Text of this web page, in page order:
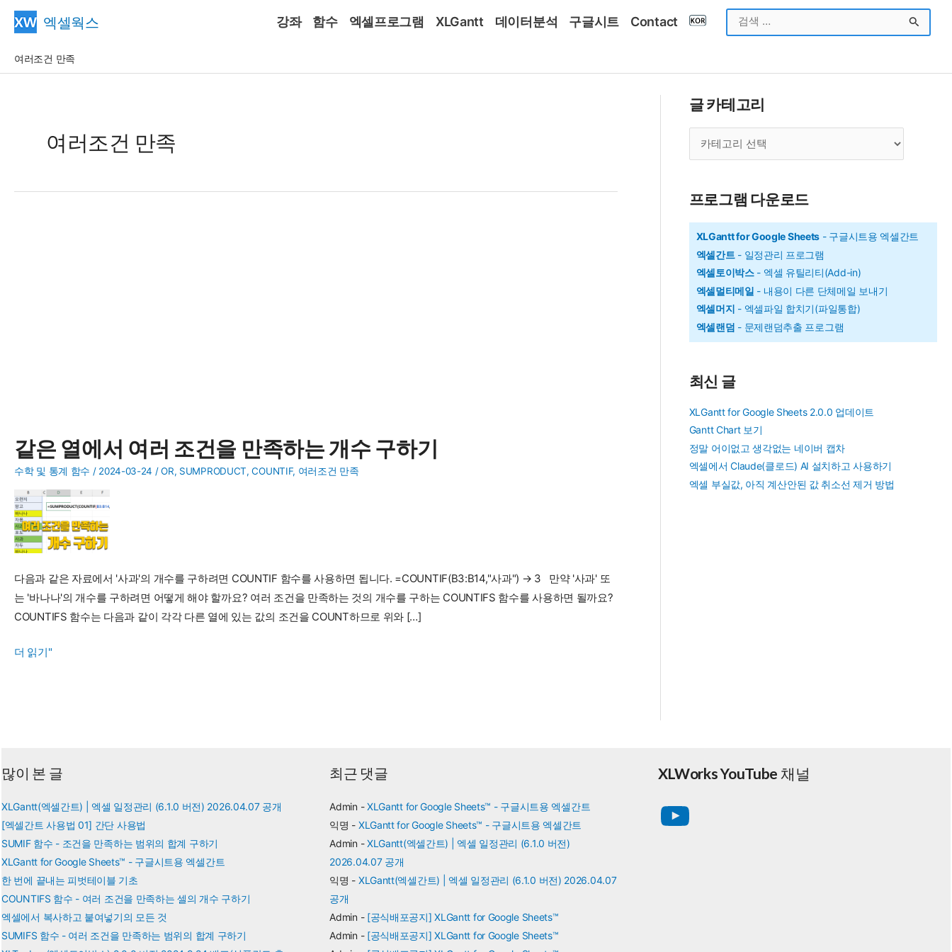
엑셀웍스 강좌 함수 엑셀프로그램 XLGantt 데이터분석 구글시트 Contact
색
상
여러조건 만족
여러조건 만족
같은 열에서 여러 조건을 만족하는 개수 구하기
수학 및 통계 함수 / 2024-03-24 /OR, SUMPRODUCT,COUNTIF, 여러조건 만족
다음과 같은 자료에서 '사과'의 개수를 구하려면 COUNTIF 함수를 사용하면 됩니다. =COUNTIF(B3:B14,"사과") → 3 만약 '사과' 또
는 '바나나'의 개수를 구하려면 어떻게 해야 할까요? 여러 조건을 만족하는 것의 개수를 구하는 COUNTIFS 함수를 사용하면 될까요?
COUNTIFS 함수는 다음과 같이 각각 다른 열에 있는 값의 조건을 COUNT하므로 위와 […]
같
러
건
을
만
족
하
는
개
수
더 읽기"
글 카테고리
리
프로그램 다운로드
XLGantt for Google Sheets - 구글시트용 엑셀간트
엑셀간트- 일정관리 프로그램
엑셀토이박스- 엑셀 유틸리티(Add-in)
엑셀멀티메일 - 내용이 다른 단체메일 보내기
엑셀머지 - 엑셀파일 합치기(파일통합)
엑셀랜덤 - 문제랜덤추출 프로그램
최신 글
XLGantt for Google Sheets 2.0.0 업데이트
Gantt Chart 보기
정말 어이없고 생각없는 네이버 캡차
엑셀에서 Claude(클로드) AI 설치하고 사용하기
엑셀 부실값, 아직 계산안된 값 취소선 제거 방법
많이 본 글
XLGantt(엑셀간트) | 엑셀 일정관리 (6.1.0 버전) 2026.04.07 공개
[엑셀간트 사용법 01] 간단 사용법
SUMIF 함수 - 조건을 만족하는 범위의 합계 구하기
XLGantt for Google Sheets™ - 구글시트용 엑셀간트
한 번에 끝내는 피벗테이블 기초
COUNTIFS 함수 - 여러 조건을 만족하는 셀의 개수 구하기
엑셀에서 복사하고 붙여넣기의 모든 것
SUMIFS 함수 - 여러 조건을 만족하는 범위의 합계 구하기
최근 댓글
Admin -XLGantt for Google Sheets™ - 구글시트용 엑셀간트
익명 - XLGantt for Google Sheets™ - 구글시트용 엑셀간트
Admin -XLGantt(엑셀간트) | 엑셀 일정관리 (6.1.0 버전)
2026.04.07 공개
익명 - XLGantt(엑셀간트) | 엑셀 일정관리 (6.1.0 버전) 2026.04.07
공개
Admin - [공식배포공지] XLGantt for Google Sheets™
Admin - [공식배포공지] XLGantt for Google Sheets™
XLWorks YouTube 채널
YouTube